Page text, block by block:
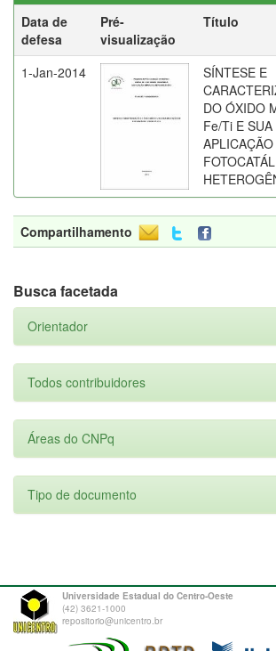
Data de
defesa
Pré-
visualização
Título
1-Jan-2014
SÍNTESE E
DO ÓXIDO
Fe/Ti E SUA
Compartilhamento
Busca facetada
Orientador
Todos contribuidores
Áreas do CNPq
Tipo de documento
Universidade Estadual do Centro-Oeste
(42) 3621-1000
repositorio@unicentro.br